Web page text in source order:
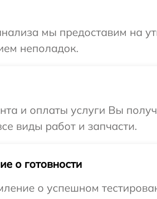
мы предоставим на
неполадок.
и оплаты услуги Вы
виды работ и запчасти.
о готовности
о успешном